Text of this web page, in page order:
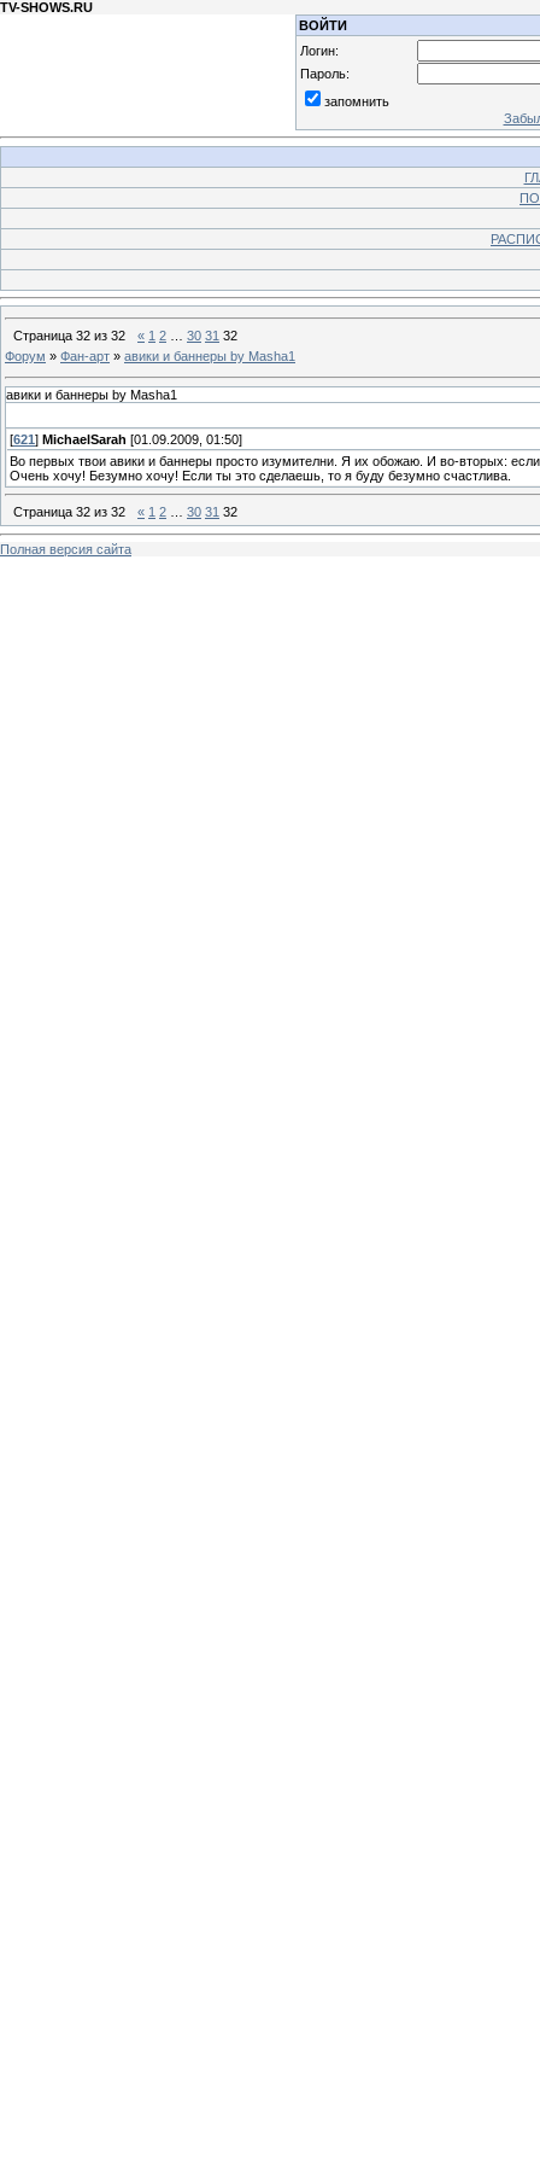
TV-SHOWS.RU
ВОЙТИ
Логин:
Пароль:
запомнить
Страница 32 из 32 « 1 2 30 31 32
Форум » Фан-арт » авики и баннеры by Masha1
авики и баннеры by Masha1
[621] MichaelSarah [01.09.2009, 01:50]
Во первых твои авики и баннеры просто изумителни. Я их обожаю. И во-вторых:
Очень хочу! Безумно хочу! Если ты это сделаешь, то я буду безумно счастлива.
Страница 32 из 32 « 1 2 30 31 32
Полная версия сайта